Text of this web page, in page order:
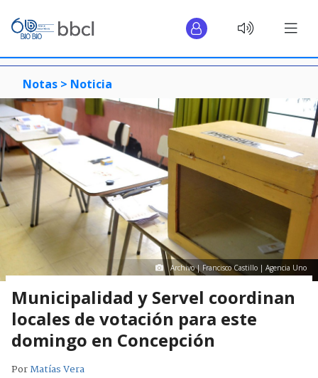
Notas > Noticia
Archivo | Francisco Castillo | Agencia Uno
Municipalidad y Servel coordinan
locales de votación para este
domingo en Concepción
PorMatías Vera